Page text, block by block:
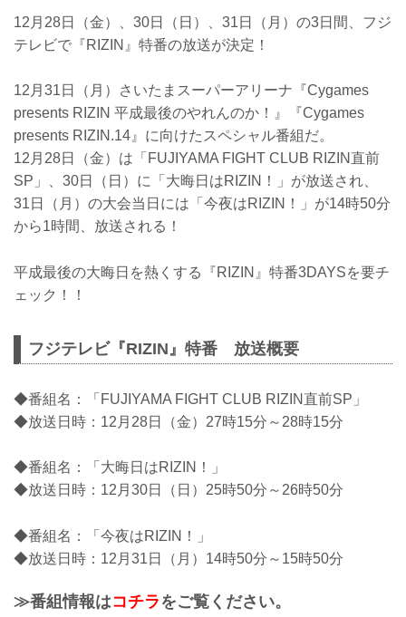
12月28日（金）、30日（日）、31日（月）の3日間、フジ
テレビで『RIZIN』特番の放送が決定！
12月31日（月）さいたまスーパーアリーナ『Cygames
presents RIZIN 平成最後のやれんのか！』『Cygames
presents RIZIN.14』に向けたスペシャル番組だ。
12月28日（金）は「FUJIYAMA FIGHT CLUB RIZIN直前
SP」、30日（日）に「大晦日はRIZIN！」が放送され、
31日（月）の大会当日には「今夜はRIZIN！」が14時50分
から1時間、放送される！
平成最後の大晦日を熱くする『RIZIN』特番3DAYSを要チ
ェック！！
フジテレビ『RIZIN』特番 放送概要
◆番組名：「FUJIYAMA FIGHT CLUB RIZIN直前SP」
◆放送日時：12月28日（金）27時15分～28時15分
◆番組名：「大晦日はRIZIN！」
◆放送日時：12月30日（日）25時50分～26時50分
◆番組名：「今夜はRIZIN！」
◆放送日時：12月31日（月）14時50分～15時50分
≫番組情報はコチラ をご覧ください。